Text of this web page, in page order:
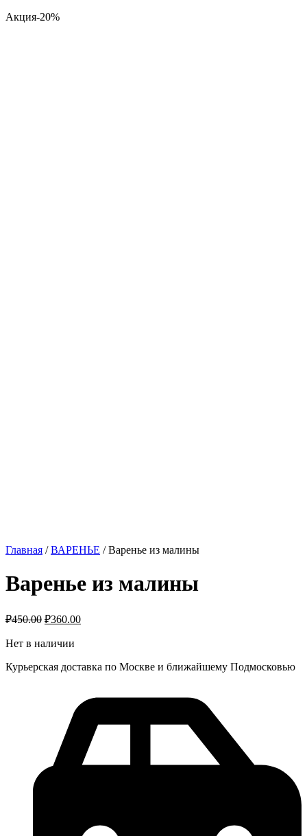
Акция-20%
Главная /ВАРЕНЬЕ / Варенье из малины
Варенье из малины
₽450.00 ₽360.00
Нет в наличии
Курьерская доставка по Москве и ближайшему Подмосковью